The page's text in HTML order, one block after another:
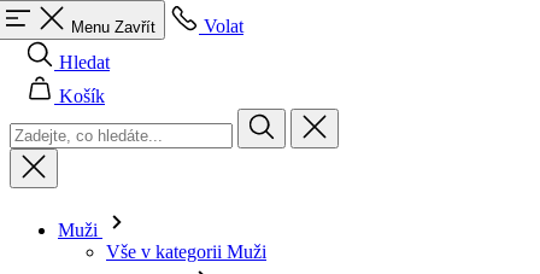
Menu Zavřít
Volat
Hledat
Košík
Muži
Vše v kategorii Muži